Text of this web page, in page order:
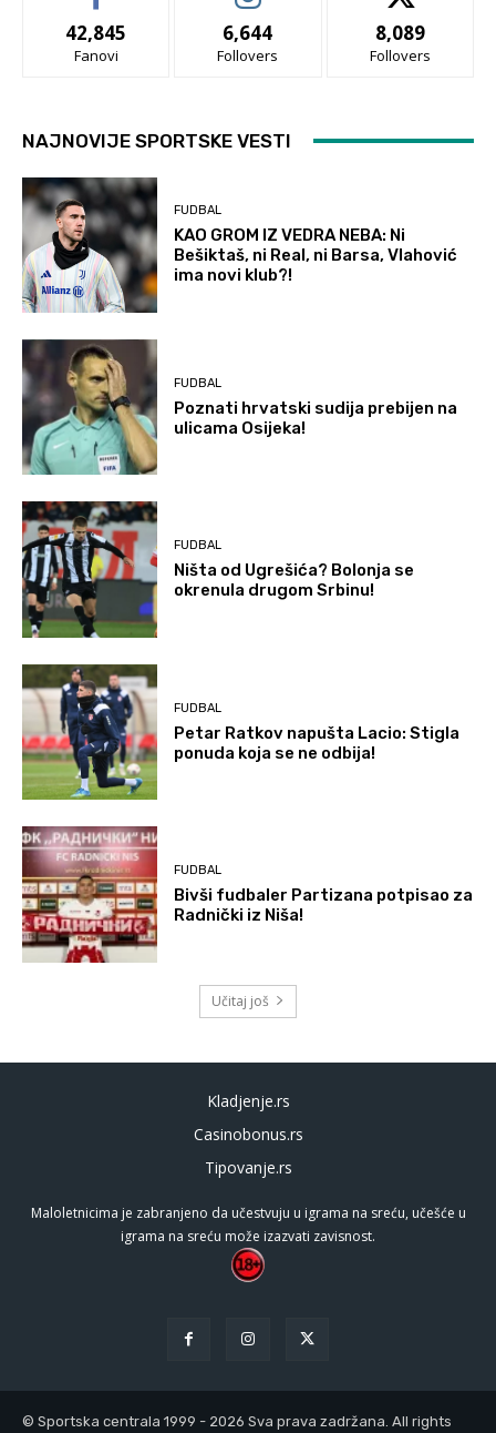
42,845
Fanovi
6,644
Follovers
8,089
Follovers
NAJNOVIJE SPORTSKE VESTI
FUDBAL
KAO GROM IZ VEDRA NEBA: Ni
Bešiktaš, ni Real, ni Barsa, Vlahović
ima novi klub?!
FUDBAL
Poznati hrvatski sudija prebijen na
ulicama Osijeka!
FUDBAL
Ništa od Ugrešića? Bolonja se
okrenula drugom Srbinu!
FUDBAL
Petar Ratkov napušta Lacio: Stigla
ponuda koja se ne odbija!
FUDBAL
Bivši fudbaler Partizana potpisao za
Radnički iz Niša!
Učitaj još
Kladjenje.rs
Casinobonus.rs
Tipovanje.rs
Maloletnicima je zabranjeno da učestvuju u igrama na sreću, učešće u
igrama na sreću može izazvati zavisnost.
© Sportska centrala 1999 - 2026 Sva prava zadržana. All rights